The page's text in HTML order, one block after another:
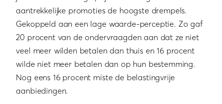
aantrekkelijke promoties de hoogste drempels.
Gekoppeld aan een lage waarde-perceptie. Zo gaf
20 procent van de ondervraagden aan dat ze niet
veel meer wilden betalen dan thuis en 16 procent
wilde niet meer betalen dan op hun bestemming.
Nog eens 16 procent miste de belastingvrije
aanbiedingen.